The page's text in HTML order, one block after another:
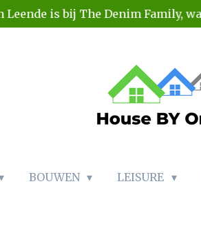
Leende is bij The Denim Family,
BOUWEN LEISURE